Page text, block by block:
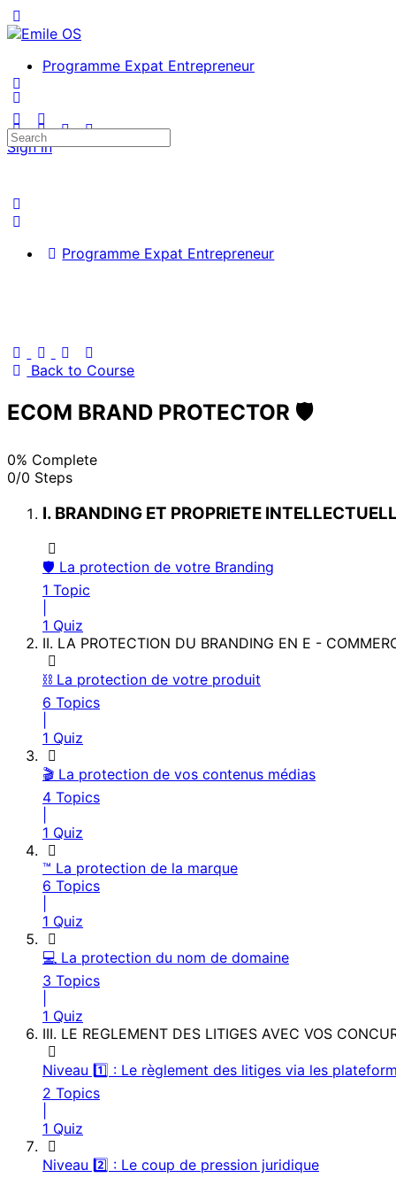
Side
Programme Expat Entrepreneur
options
Sign in
Search
for:
Programme Expat Entrepreneur
Back to Course
ECOM BRAND PROTECTOR 🛡️
0% Complete
0/0 Steps
I. BRANDING ET PROPRIETE
🛡️ La protection de votre Branding
1 Topic
1 Quiz
II. LA PROTECTION DU BRANDING EN E -
⛓️ La protection de votre produit
6 Topics
1 Quiz
🎬 La protection de vos contenus médias
4 Topics
1 Quiz
™️ La protection de la marque
6 Topics
1 Quiz
💻 La protection du nom de domaine
3 Topics
1 Quiz
III. LE REGLEMENT DES LITIGES AVEC VOS
Niveau 1️⃣ : Le règlement des litiges via les
2 Topics
1 Quiz
Niveau 2️⃣ : Le coup de pression juridique